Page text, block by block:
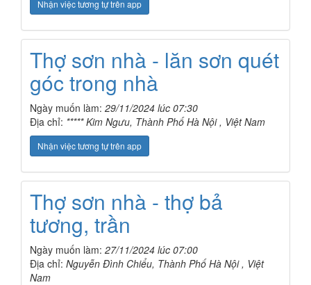
Nhận việc tương tự trên app
Thợ sơn nhà - lăn sơn quét
góc trong nhà
Ngày muốn làm: 29/11/2024 lúc 07:30
Địa chỉ: ***** Kim Ngưu, Thành Phố Hà Nội , Việt Nam
Nhận việc tương tự trên app
Thợ sơn nhà - thợ bả
tương, trần
Ngày muốn làm: 27/11/2024 lúc 07:00
Địa chỉ: Nguyễn Đình Chiểu, Thành Phố Hà Nội , Việt
Nam